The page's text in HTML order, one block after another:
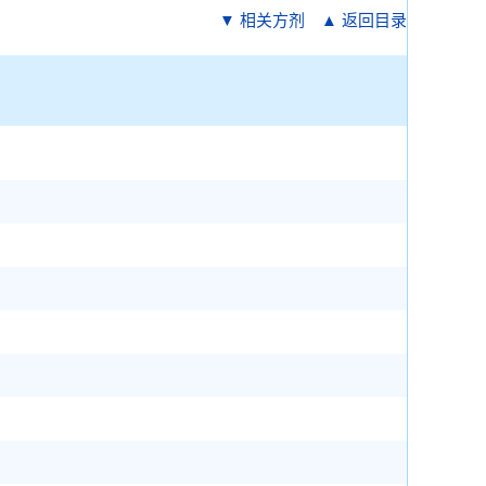
▼ 相关方剂 ▲ 返回目录